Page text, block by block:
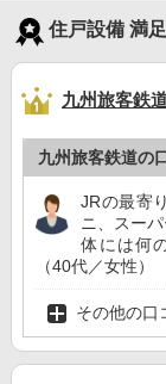
住戸設備 満
九州旅客鉄
九州旅客鉄道の
JRの最寄
ニ、スー
体には何
（40代／女性）
その他の口